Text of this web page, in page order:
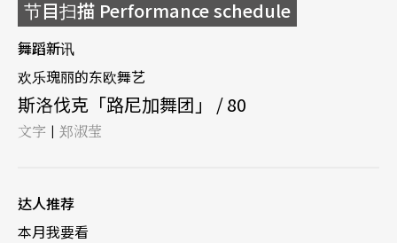
节目扫描 Performance schedule
舞蹈新讯
欢乐瑰丽的东欧舞艺
斯洛伐克「路尼加舞团」 / 80
文字 | 郑淑莹
达人推荐
本月我要看